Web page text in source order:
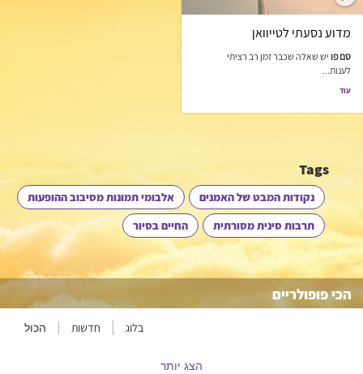
מדוע נסעתי לטייוואן
סם פו יש שאלה שכבר זמן רב רציתי
לענות...
עוד
Tags
נקודות המבט של האמנים
אלבומי תמונות מסיבוב ההופעות
תרבות סינית מסורתית
החיים בסיור
הכי פופולריים
הכול חדשות בלוג
הצג יותר